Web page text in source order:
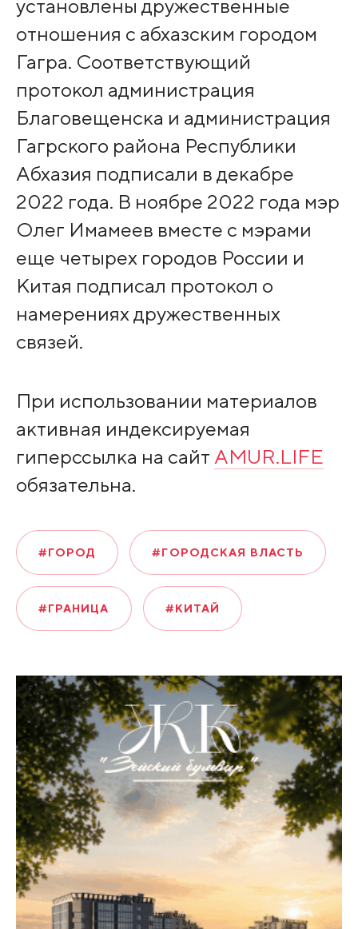
установлены дружественные
отношения с абхазским городом
Гагра. Соответствующий
протокол администрация
Благовещенска и администрация
Гагрского района Республики
Абхазия подписали в декабре
2022 года. В ноябре 2022 года мэр
Олег Имамеев вместе с мэрами
еще четырех городов России и
Китая подписал протокол о
намерениях дружественных
связей.
При использовании материалов
активная индексируемая
гиперссылка на сайт AMUR.LIFE
обязательна.
#ГОРОД #ГОРОДСКАЯ ВЛАСТЬ
#ГРАНИЦА #КИТАЙ